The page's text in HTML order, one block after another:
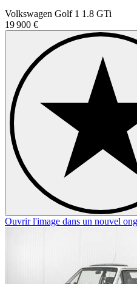
Volkswagen Golf 1 1.8 GTi
19 900 €
Ouvrir l'image dans un nouvel